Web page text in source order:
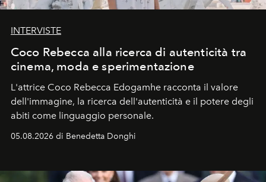
INTERVISTE
Coco Rebecca alla ricerca di autenticità tra
cinema, moda e sperimentazione
L'attrice Coco Rebecca Edogamhe racconta il valore
dell'immagine, la ricerca dell'autenticità e il potere degli
abiti come linguaggio personale.
05.08.2026 di Benedetta Donghi